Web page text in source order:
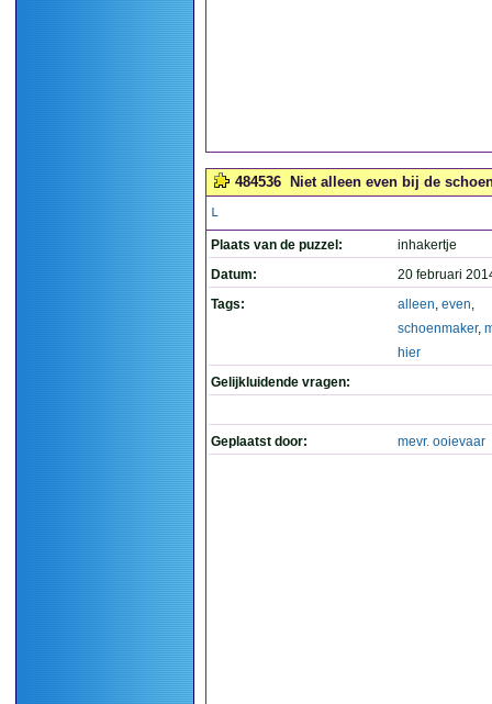
484536 Niet alleen even bij de
L
Plaats van de puzzel:
inhakertje
Datum:
20 februari
Tags:
alleen, even,
schoenmaker,
hier
Gelijkluidende vragen:
Geplaatst door: mevr. ooievaar